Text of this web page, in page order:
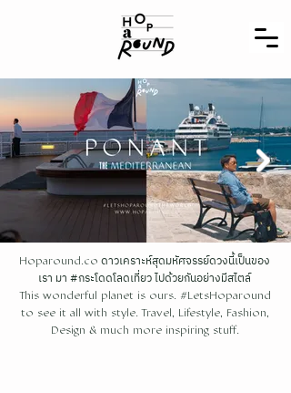
Hoparound.co ดาวเคราะห์สุดมหัศจรรย์ดวงนี้เป็นของ
เรา มา #กระโดดโลดเที่ยว ไปด้วยกันอย่างมีสไตล์
This wonderful planet is ours. #LetsHoparound
to see it all with style. Travel, Lifestyle, Fashion,
Design & much more inspiring stuff.